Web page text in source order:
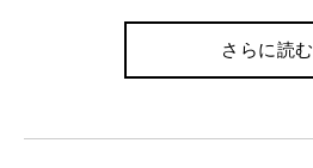
さらに読む